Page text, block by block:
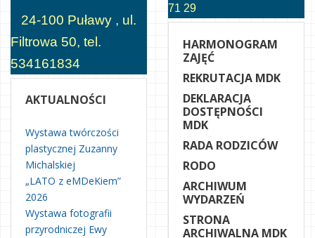
24-100 Puławy , ul.
Filtrowa 50, tel.
534161834
AKTUALNOŚCI
Wystawa twórczości
plastycznej Zuzanny
Michalskiej
„LATO z eMDeKiem”
2026
Wystawa fotografii
przyrodniczej Ewy
71 29
HARMONOGRAM
ZAJĘĆ
REKRUTACJA MDK
DEKLARACJA
DOSTĘPNOŚCI
MDK
RADA RODZICÓW
RODO
ARCHIWUM
WYDARZEŃ
STRONA
ARCHIWALNA MDK